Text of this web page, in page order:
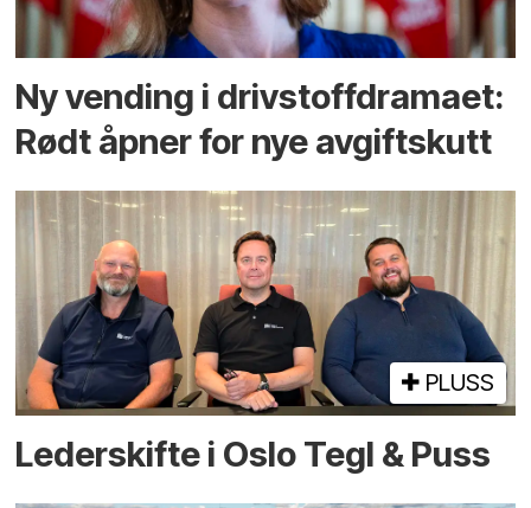
Ny vending i drivstoffdramaet:
Rødt åpner for nye avgiftskutt
PLUSS
Lederskifte i Oslo Tegl & Puss